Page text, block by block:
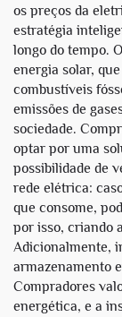
os preços da
estratégia
longo do tempo.
energia solar,
combustíveis
emissões de
sociedade.
optar por uma
possibilidade de
rede elétrica:
que consome,
por isso, criando
Adicionalmente,
armazenamento
Compradores
energética, e a